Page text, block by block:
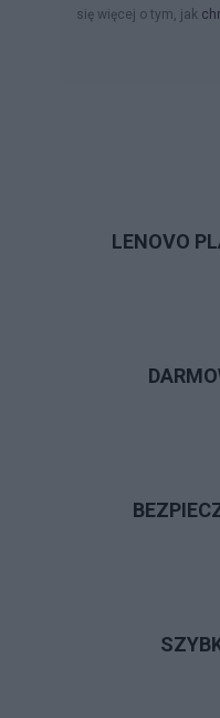
się więcej o tym, jak
LENOVO